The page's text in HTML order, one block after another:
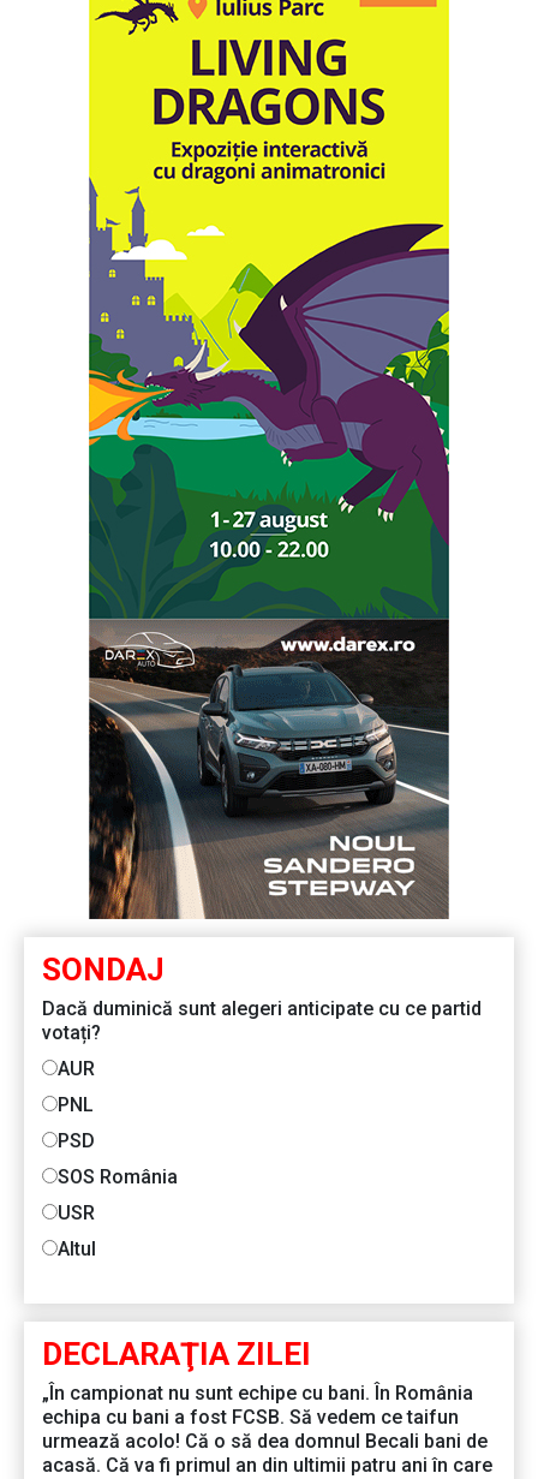
SONDAJ
Dacă duminică sunt alegeri anticipate cu ce partid
votați?
AUR
PNL
PSD
SOS România
USR
Altul
DECLARAŢIA ZILEI
„În campionat nu sunt echipe cu bani. În România
echipa cu bani a fost FCSB. Să vedem ce taifun
urmează acolo! Că o să dea domnul Becali bani de
acasă. Că va fi primul an din ultimii patru ani în care